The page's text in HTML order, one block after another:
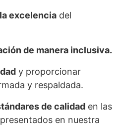
excelencia del
de manera inclusiva.
y proporcionar
y respaldada.
de calidad en las
en nuestra